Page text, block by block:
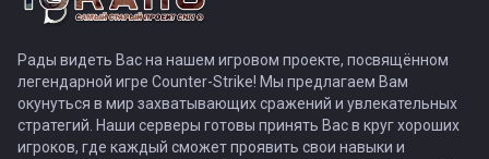
Рады видеть Вас на нашем игровом проекте, посвящённом
легендарной игре Counter-Strike! Мы предлагаем Вам
окунуться в мир захватывающих сражений и увлекательных
стратегий. Наши серверы готовы принять Вас в круг хороших
игроков, где каждый сможет проявить свои навыки и